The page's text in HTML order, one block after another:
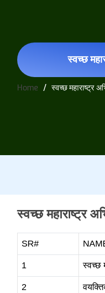
स्वच्छ
Home स्वच्छ महाराष्ट्र
स्वच्छ महाराष्ट्र
SR#
1 स्वच्छ
2